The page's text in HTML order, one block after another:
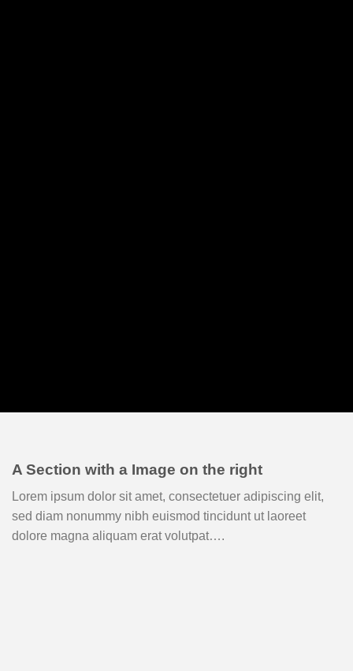
A Section with a Image on the right
Lorem ipsum dolor sit amet, consectetuer adipiscing elit,
sed diam nonummy nibh euismod tincidunt ut laoreet
dolore magna aliquam erat volutpat….